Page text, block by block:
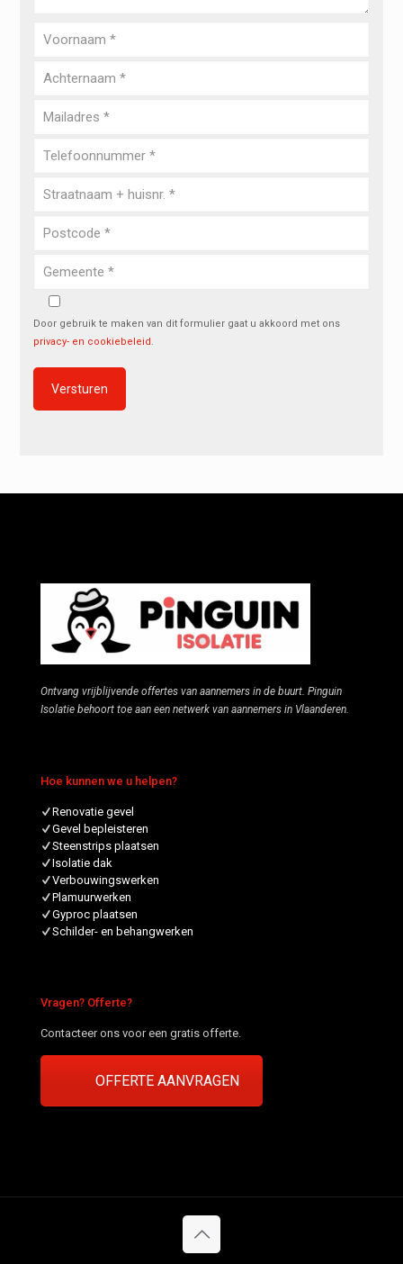
Door gebruik te maken van dit formulier gaat u akkoord met ons
privacy- en cookiebeleid.
Ontvang vrijblijvende offertes van aannemers in de buurt. Pinguin
Isolatie behoort toe aan een netwerk van aannemers in Vlaanderen.
Hoe kunnen we u helpen?
Renovatie gevel
Gevel bepleisteren
Steenstrips plaatsen
Isolatie dak
Verbouwingswerken
Plamuurwerken
Gyproc plaatsen
Schilder- en behangwerken
Vragen? Offerte?
Contacteer ons voor een gratis offerte.
OFFERTE AANVRAGEN